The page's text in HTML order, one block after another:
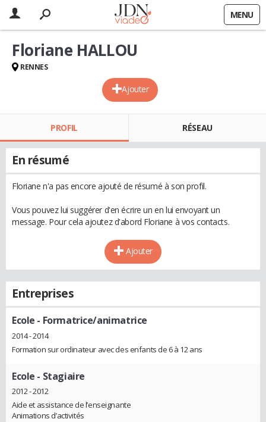
MENU
Ajouter
Floriane HALLOU
RENNES
PROFIL RÉSEAU
En résumé
Floriane n'a pas encore ajouté de résumé à son profil.
Vous pouvez lui suggérer d'en écrire un en lui envoyant un
message. Pour cela ajoutez d'abord Floriane à vos contacts.
Ajouter
Entreprises
Ecole - Formatrice/animatrice
2014 - 2014
Formation sur ordinateur avec des enfants de 6 à 12 ans
Ecole - Stagiaire
2012 - 2012
Aide et assistance de l’enseignante
Animations d’activités